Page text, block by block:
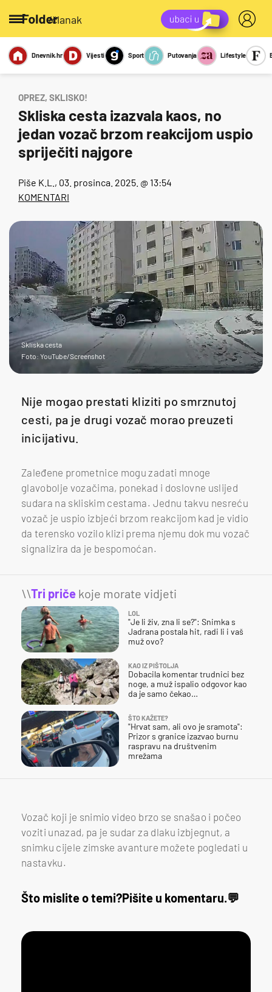
/članak
Miks Kviz
Report
Sexy
Dnevnik.hr Vijesti Sport Putovanja Lifestyle
OPREZ, SKLISKO!
Skliska cesta izazvala kaos, no
jedan vozač brzom reakcijom uspio
spriječiti najgore
Piše K.L. , 03. prosinca. 2025. @ 13:54
KOMENTARI
Skliska cesta
Foto: YouTube/Screenshot
Nije mogao prestati kliziti po smrznutoj
cesti, pa je drugi vozač morao preuzeti
inicijativu.
Zaleđene prometnice mogu zadati mnoge
glavobolje vozačima, ponekad i doslovne uslijed
sudara na skliskim cestama. Jednu takvu nesreću
vozač je uspio izbjeći brzom reakcijom kad je vidio
da terensko vozilo klizi prema njemu dok mu vozač
signalizira da je bespomoćan.
\\Tri priče koje morate vidjeti
LOL
"Je li živ, zna li se?": Snimka s
Jadrana postala hit, radi li i vaš
muž ovo?
KAO IZ PIŠTOLJA
Dobacila komentar trudnici bez
noge, a muž ispalio odgovor kao
da je samo čekao…
ŠTO KAŽETE?
"Hrvat sam, ali ovo je sramota":
Prizor s granice izazvao burnu
raspravu na društvenim
mrežama
Vozač koji je snimio video brzo se snašao i počeo
voziti unazad, pa je sudar za dlaku izbjegnut, a
snimku cijele zimske avanture možete pogledati u
nastavku.
Što mislite o temi?Pišite u komentaru.